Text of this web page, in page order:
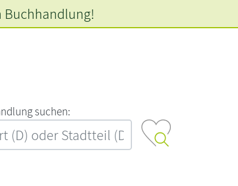
‍s‍u‍c‍h‍e‍n‍:‍
Buchhandlung!